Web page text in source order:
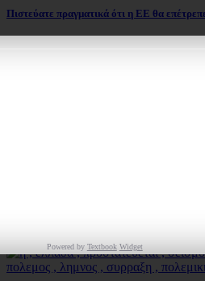
Πιστεύατε πραγματικά ότι η ΕΕ θα
Οι Τούρκοι “έκρυψαν” τους χάρτες και
Powered by Textbook Widget